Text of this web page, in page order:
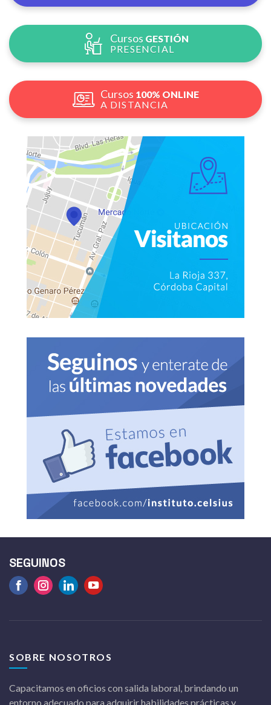
Cursos GESTIÓN
PRESENCIAL
Cursos 100% ONLINE
A DISTANCIA
SEGUINOS
FacebookInstagramlinkedinYoutube
SOBRE NOSOTROS
Capacitamos en oficios con salida laboral, brindando un
entorno adecuado para adquirir habilidades prácticas y